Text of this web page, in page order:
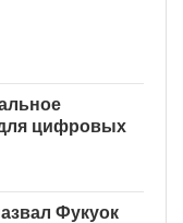
цифровых
Фукуок